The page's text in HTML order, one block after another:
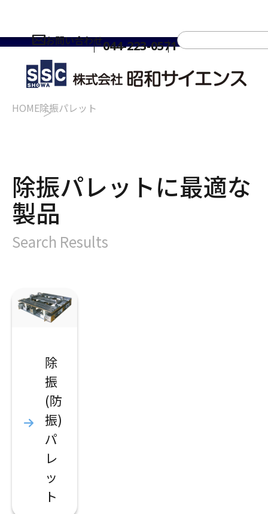
お問い合わせ044-223-0571
HOME除振パレット
除振パレットに最適な
製品
Search Results
除
振
(防
振)
パ
レ
ッ
ト